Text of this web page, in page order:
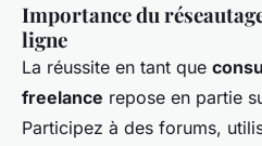
Importance du
ligne
La réussite en tant que
freelance repose en partie
Participez à des forums,